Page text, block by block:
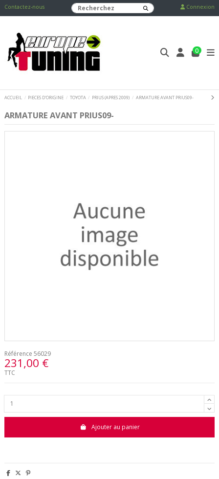
Contactez-nous Connexion
0
ACCUEIL PIECES D'ORIGINE TOYOTA PRIUS (APRES 2009) ARMATURE AVANT PRIUS09-
ARMATURE AVANT PRIUS09-
Référence 56029
231,00 €
TTC
Ajouter au panier